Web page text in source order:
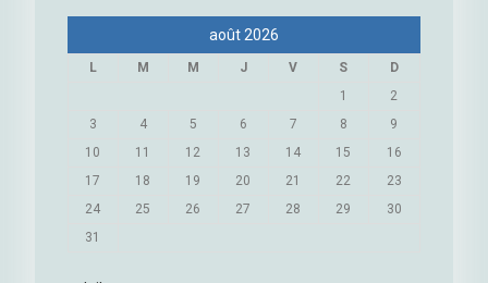
août 2026
L M M J V S
D
1
2
3
4 5 6 7 8
9
10
11 12 13 14 15
16
17
18 19 20 21 22
23
24
25 26 27 28 29
30
31